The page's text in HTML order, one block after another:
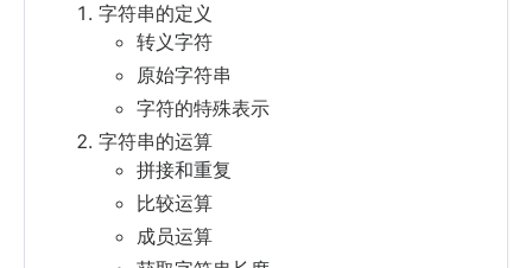
字符串的定义
转义字符
原始字符串
字符的特殊表示
字符串的运算
拼接和重复
比较运算
成员运算